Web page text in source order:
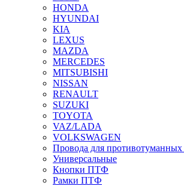
HONDA
HYUNDAI
KIA
LEXUS
MAZDA
MERCEDES
MITSUBISHI
NISSAN
RENAULT
SUZUKI
TOYOTA
VAZ/LADA
VOLKSWAGEN
Провода для
Универсальные
Кнопки ПТФ
Рамки ПТФ